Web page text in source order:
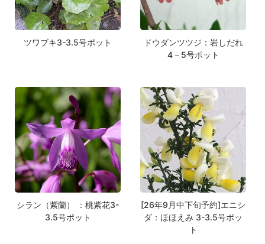
ツワブキ3-3.5号ポット
ドウダンツツジ：岩しだれ
4－5号ポット
シラン（紫蘭） ：桃紫花3-
3.5号ポット
[26年9月中下旬予約]エニシ
ダ：ほほえみ 3-3.5号ポッ
ト